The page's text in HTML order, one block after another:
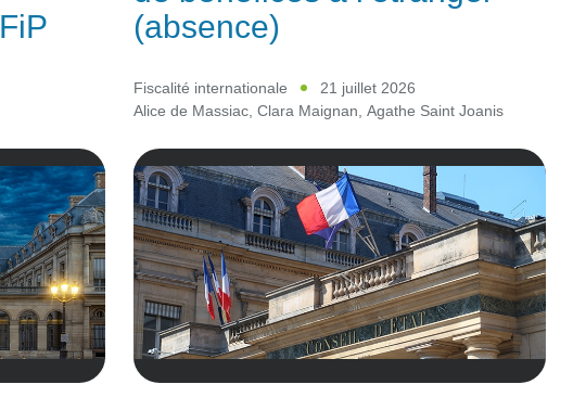
(absence)
Fiscalité internationale
21 juillet 2026
Alice de Massiac, Clara Maignan, Agathe Saint Joanis